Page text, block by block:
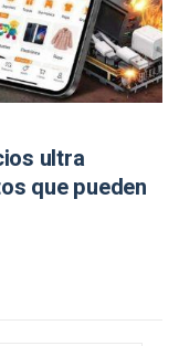
ultra
que pueden